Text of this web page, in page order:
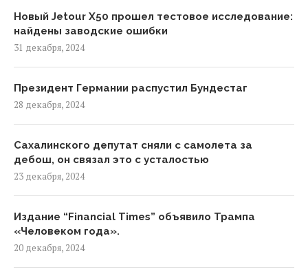
Новый Jetour X50 прошел тестовое исследование:
найдены заводские ошибки
31 декабря, 2024
Президент Германии распустил Бундестаг
28 декабря, 2024
Сахалинского депутат сняли с самолета за
дебош, он связал это с усталостью
23 декабря, 2024
Издание “Financial Times” объявило Трампа
«Человеком года».
20 декабря, 2024